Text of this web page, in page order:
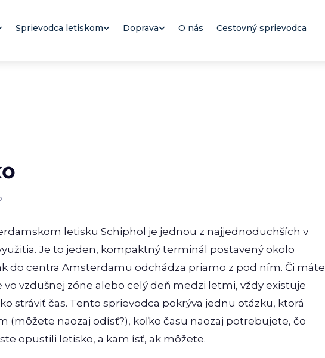
Sprievodca letiskom Doprava O nás Cestovný sprievodca
letisku Schiphol je jednou z najjednoduchších v
Je to jeden, kompaktný terminál postavený okolo
do centra Amsterdamu odchádza priamo z pod ním. Či máte
vzdušnej zóne alebo celý deň medzi letmi, vždy existuje
stráviť čas. Tento sprievodca pokrýva jednu otázku, ktorá
(môžete naozaj odísť?), koľko času naozaj potrebujete, čo
opustili letisko, a kam ísť, ak môžete.